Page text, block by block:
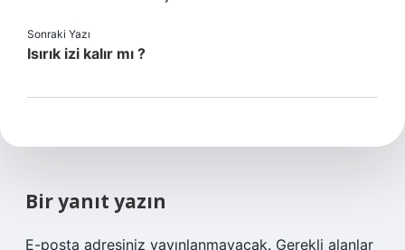
Sonraki Yazı
Isırık izi kalır mı ?
Bir yanıt yazın
E-posta adresiniz yayınlanmayacak. Gerekli alanlar